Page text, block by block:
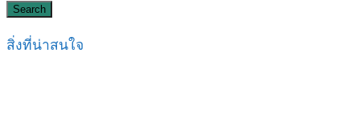
Search
สิ่งที่น่าสนใจ